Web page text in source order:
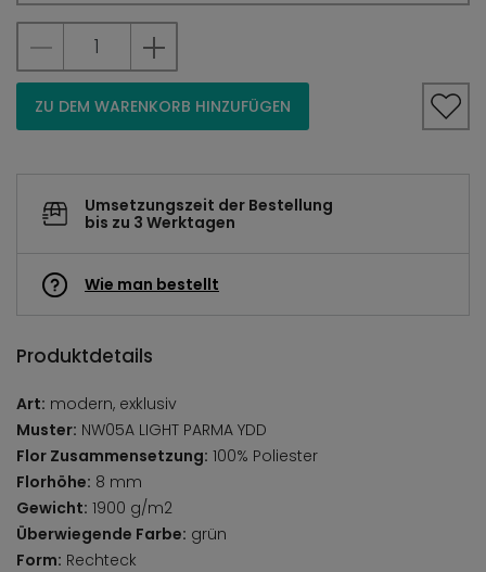
ZU DEM WARENKORB HINZUFÜGEN
Umsetzungszeit der Bestellung
bis zu 3 Werktagen
Wie man bestellt
Produktdetails
Art: modern, exklusiv
Muster: NW05A LIGHT PARMA YDD
Flor Zusammensetzung: 100% Poliester
Florhöhe: 8 mm
Gewicht: 1900 g/m2
Überwiegende Farbe: grün
Form: Rechteck